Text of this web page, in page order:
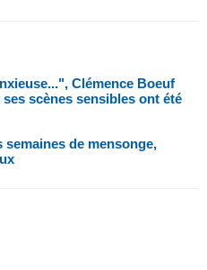
Clémence Boeuf
scènes sensibles ont été
de mensonge,